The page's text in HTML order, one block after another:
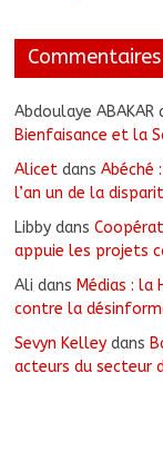
Abdoulaye ABAKAR
Bienfaisance et la
Alicet dansAbéché
l’an un de la
Libby dans
appuie les projets
Ali dansMédias : la
contre la
Sevyn Kelley dans
acteurs du secteur